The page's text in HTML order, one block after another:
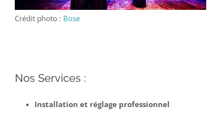
Crédit photo : Bose
Nos Services :
Installation et réglage professionnel